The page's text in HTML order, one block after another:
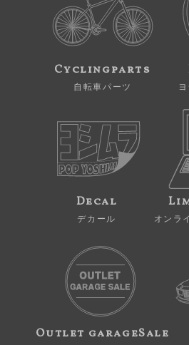
Cyclingparts
自転車パーツ
Decal
デカール オンラ
Outlet garageSale